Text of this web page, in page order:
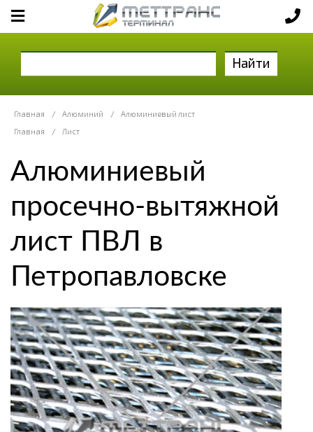
Найти
Главная / Алюминий /
Алюминиевый лист
Главная
/ Лист
Алюминиевый
просечно-вытяжной
лист ПВЛ в
Петропавловске